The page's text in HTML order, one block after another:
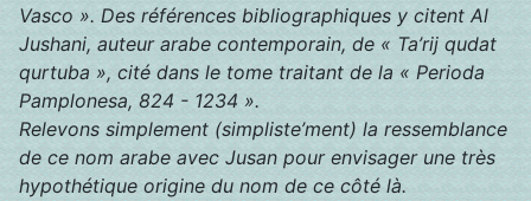
Vasco ». Des références bibliographiques y citent Al
Jushani, auteur arabe contemporain, de « Ta’rij qudat
qurtuba », cité dans le tome traitant de la « Perioda
Pamplonesa, 824 - 1234 ».
Relevons simplement (simpliste’ment) la ressemblance
de ce nom arabe avec Jusan pour envisager une très
hypothétique origine du nom de ce côté là.